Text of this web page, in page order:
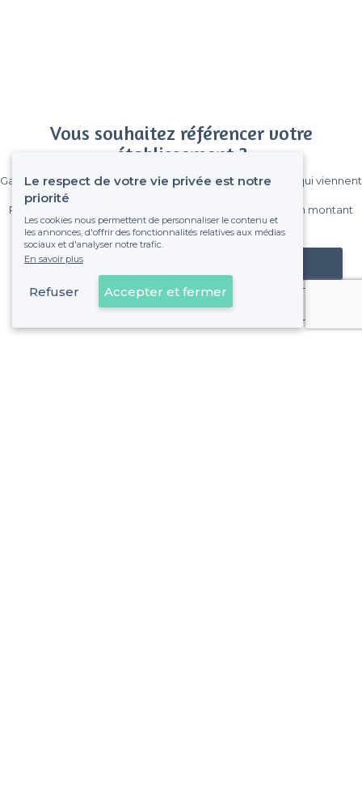
Vous souhaitez référencer votre
établissement ?
Gagnez de nombreux clients parmi le million de visiteurs qui viennent
Pas de commissions et sans engagement, vous payez un montant
fixe sans risque de voir déraper la facture.
Référencer mon établissement
Déjà client
Le respect de votre vie privée est notre
priorité
Les cookies nous permettent de personnaliser le contenu et
les annonces, d'offrir des fonctionnalités relatives aux médias
sociaux et d'analyser notre trafic.
En savoir plus
Refuser Accepter et fermer